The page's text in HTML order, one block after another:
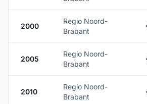
2000
Regio Noord-
Brabant
2005
Regio Noord-
Brabant
2010
Regio Noord-
Brabant